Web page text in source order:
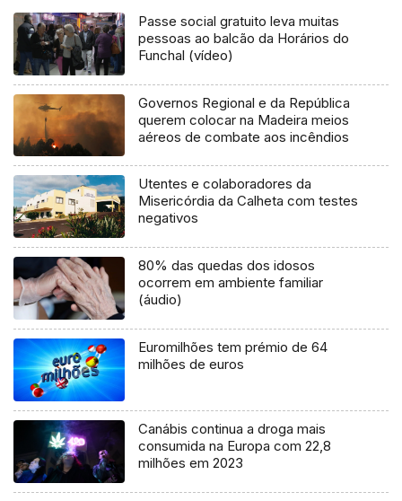
Passe social gratuito leva muitas
pessoas ao balcão da Horários do
Funchal (vídeo)
Governos Regional e da República
querem colocar na Madeira meios
aéreos de combate aos incêndios
Utentes e colaboradores da
Misericórdia da Calheta com testes
negativos
80% das quedas dos idosos
ocorrem em ambiente familiar
(áudio)
Euromilhões tem prémio de 64
milhões de euros
Canábis continua a droga mais
consumida na Europa com 22,8
milhões em 2023